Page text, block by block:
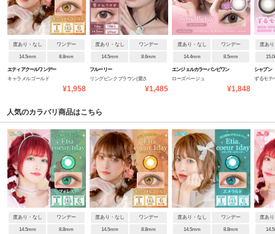
度あり・なし ワンデー
14.5mm 8.8mm
エティアクールワンデー
キャラメルゴールド
¥1,958
度あり・なし ワンデー
14.5mm 8.6mm
フルーリー
リングピンクブラウン(愛さ
¥1,485
度あり・なし ワンデー
14.4mm 8.5mm
エンジェルカラーバンビワン
ローズベージュ
¥1,848
度あ
シャプン
ずるモテ
人気のカラバリ商品はこちら
度あり・なし ワンデー
14.5mm 8.8mm
度あり・なし ワンデー
14.5mm 8.8mm
度あり・なし ワンデー
14.5mm 8.8mm
度あ